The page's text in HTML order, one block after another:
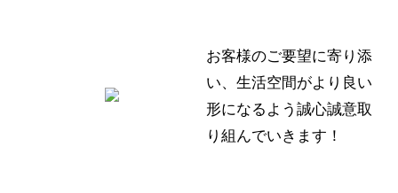
お客様のご要望に寄り添
い、生活空間がより良い
形になるよう誠心誠意取
り組んでいきます！